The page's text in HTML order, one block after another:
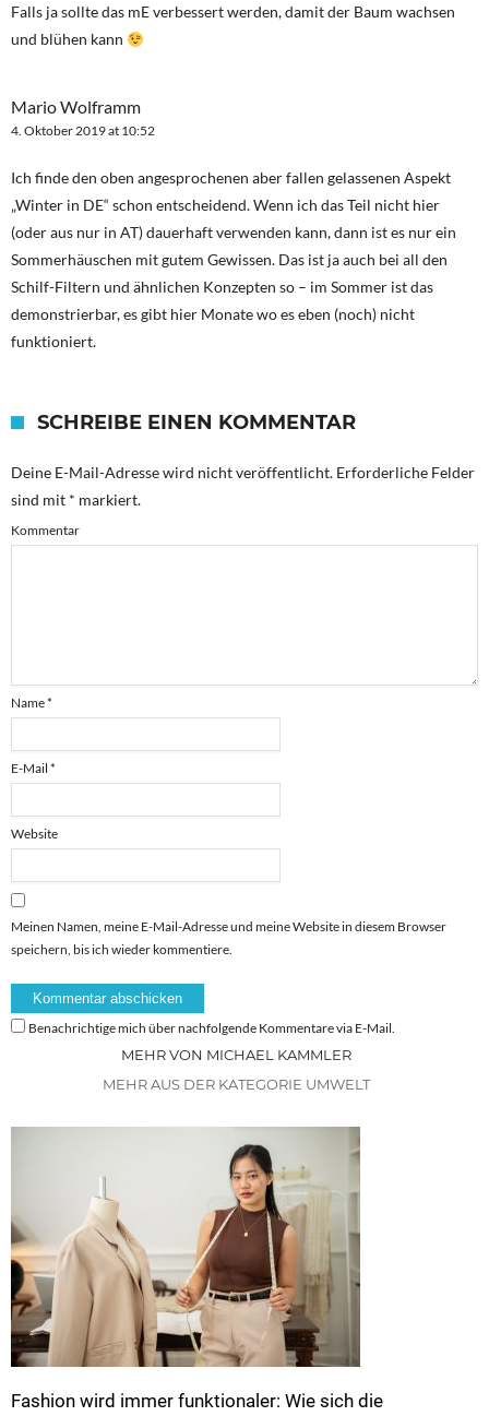
Falls ja sollte das mE verbessert werden, damit der Baum wachsen
und blühen kann
Mario Wolframm
4. Oktober 2019 at 10:52
Ich finde den oben angesprochenen aber fallen gelassenen Aspekt
„Winter in DE“ schon entscheidend. Wenn ich das Teil nicht hier
(oder aus nur in AT) dauerhaft verwenden kann, dann ist es nur ein
Sommerhäuschen mit gutem Gewissen. Das ist ja auch bei all den
Schilf-Filtern und ähnlichen Konzepten so – im Sommer ist das
demonstrierbar, es gibt hier Monate wo es eben (noch) nicht
funktioniert.
SCHREIBE EINEN KOMMENTAR
Deine E-Mail-Adresse wird nicht veröffentlicht. Erforderliche Felder
sind mit * markiert.
Kommentar
Name*
E-Mail *
Website
Meinen Namen, meine E-Mail-Adresse und meine Website in diesem Browser
speichern, bis ich wieder kommentiere.
Benachrichtige mich über nachfolgende Kommentare via E-Mail.
MEHR VON MICHAEL KAMMLER
MEHR AUS DER KATEGORIE UMWELT
Fashion wird immer funktionaler: Wie sich die